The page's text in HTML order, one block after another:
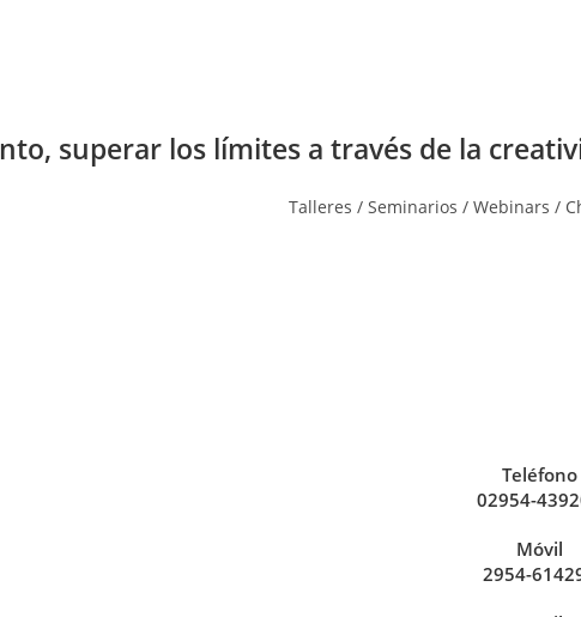
superar los límites a través de la
Talleres / Seminarios / Webinars /
Teléfono
02954-
Móvil
2954-